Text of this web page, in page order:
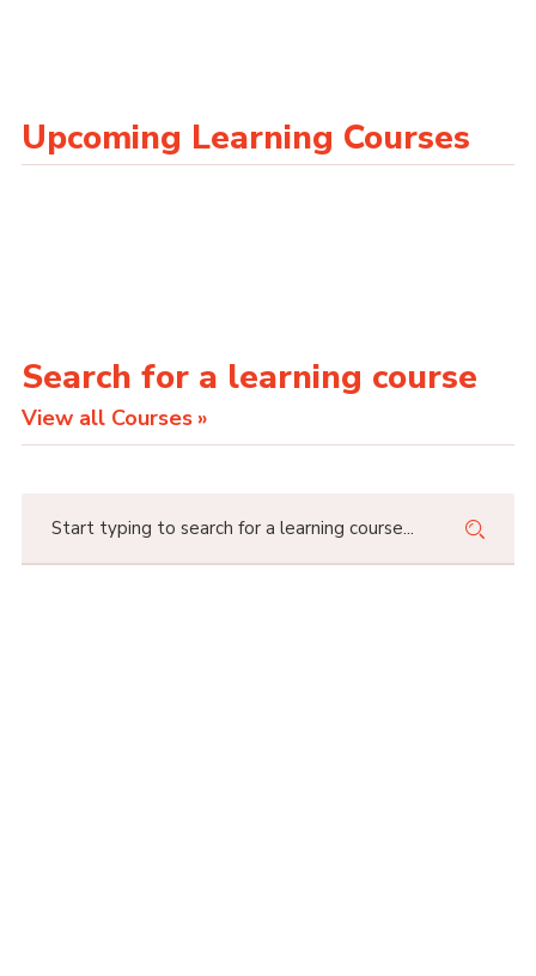
Upcoming Learning Courses
Search for a learning course
View all Courses